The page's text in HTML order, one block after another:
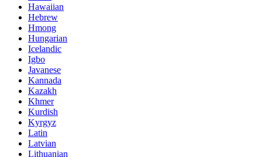
Hawaiian
Hebrew
Hmong
Hungarian
Icelandic
Igbo
Javanese
Kannada
Kazakh
Khmer
Kurdish
Kyrgyz
Latin
Latvian
Lithuanian